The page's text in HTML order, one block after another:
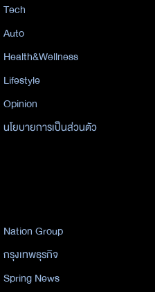
Tech
Auto
Health&Wellness
Lifestyle
Opinion
นโยบายการเป็นส่วนตัว
Nation Group
กรุงเทพธุรกิจ
Spring News